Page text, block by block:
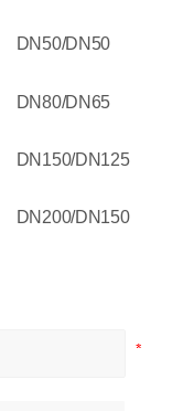
DN50/DN50
DN80/DN65
DN150/DN125
DN200/DN150